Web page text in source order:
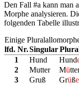
Den Fall #a kann man
Morphe analysieren.
folgenden Tabelle
Einige
lfd. Nr.Singular
1
Hund Hund
2
Mutter Mü
3
Gruß Grüße